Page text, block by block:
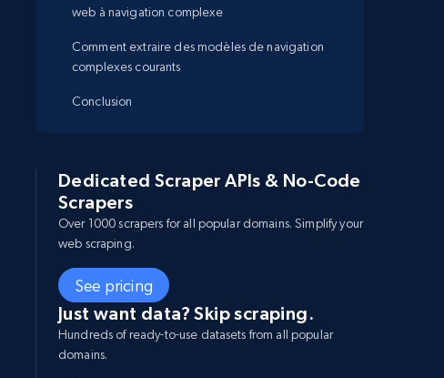
web à navigation complexe
Comment extraire des modèles de navigation
complexes courants
Conclusion
Dedicated Scraper APIs & No-Code
Scrapers
Over 1000 scrapers for all popular domains. Simplify your
web scraping.
See pricing
Just want data? Skip scraping.
Hundreds of ready-to-use datasets from all popular
domains.